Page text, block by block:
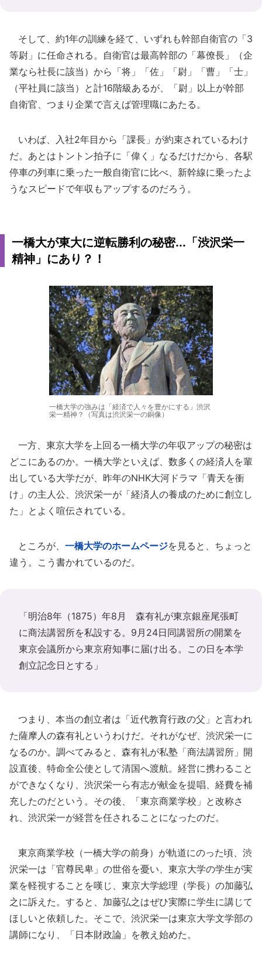
そして、約1年の訓練を経て、いずれも幹部自衛官の「3
等尉」に任命される。自衛官は最高幹部の「幕僚長」（企
業なら社長に該当）から「将」「佐」「尉」「曹」「士」
（平社員に該当）と計16階級あるが、「尉」以上が幹部
自衛官、つまり企業で言えば管理職にあたる。
いわば、入社2年目から「課長」が約束されているわけ
だ。あとはトントン拍子に「偉く」なるだけだから、各駅
停車の列車に乗った一般自衛官に比べ、新幹線に乗ったよ
うなスピードで年収もアップするのだろう。
一橋大が東大に逆転勝利の秘密...「渋沢栄一
精神」にあり？！
一橋大学の強みは「経済で人々を豊かにする」渋沢
栄一精神？（写真は渋沢栄一の銅像）
一方、東京大学を上回る一橋大学の年収アップの秘密は
どこにあるのか。一橋大学といえば、数多くの経済人を輩
出している大学だが、昨年のNHK大河ドラマ「青天を衝
け」の主人公、渋沢栄一が「経済人の養成のために創立し
た」とよく喧伝されている。
ところが、 一橋大学のホームページを見ると、ちょっと
違う。こう書かれているのだ。
「明治8年（1875）年8月 森有礼が東京銀座尾張町
に商法講習所を私設する。9月24日同講習所の開業を
東京会議所から東京府知事に届け出る。この日を本学
創立記念日とする」
つまり、本当の創立者は「近代教育行政の父」と言われ
た薩摩人の森有礼というわけだ。それがなぜ、渋沢栄一に
なるのか。調べてみると、森有礼が私塾「商法講習所」開
設直後、特命全公使として清国へ渡航。経営に携わること
ができなくなり、渋沢栄一ら有志が献金を提唱、経費を補
充したのだという。その後、「東京商業学校」と改称さ
れ、渋沢栄一が経営を任されることになったのだ。
東京商業学校（一橋大学の前身）が軌道にのった頃、渋
沢栄一は「官尊民卑」の世俗を憂い、東京大学の学生が実
業を軽視することを嘆じ、東京大学総理（学長）の加藤弘
之に訴えた。すると、加藤弘之はぜひ実際に学生に講じて
ほしいと依頼した。そこで、渋沢栄一は東京大学文学部の
講師になり、「日本財政論」を教え始めた。